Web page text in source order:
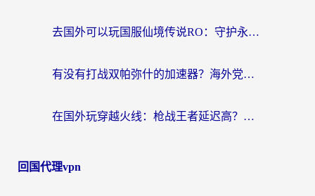
去国外可以玩国服仙境传说RO：守护永恒的爱吗？海外党亲测的解决方案
有没有打战双帕弥什的加速器？海外党国服畅玩终极指南（附象棋链接失败解决+iOS免费选择）
在国外玩穿越火线：枪战王者延迟高？这份海外玩家终极指南帮你解决卡顿烦恼
回国代理vpn